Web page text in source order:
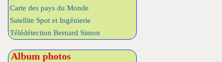
Carte des pays du Monde
Satellite Spot et Ingénierie
Télédétection Bernard Simon
Album photos